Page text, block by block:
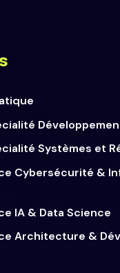
Systèmes et
Cybersécurité &
IA & Data Science
Architecture &